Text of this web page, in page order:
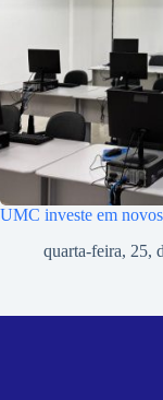
UMC investe em
quarta-feira, 25,